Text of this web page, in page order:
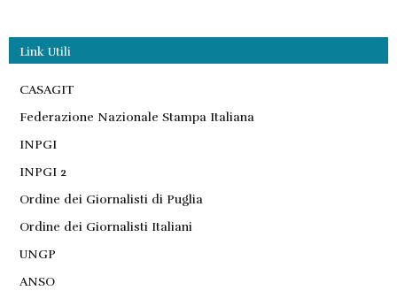
Link Utili
CASAGIT
Federazione Nazionale Stampa Italiana
INPGI
INPGI 2
Ordine dei Giornalisti di Puglia
Ordine dei Giornalisti Italiani
UNGP
ANSO